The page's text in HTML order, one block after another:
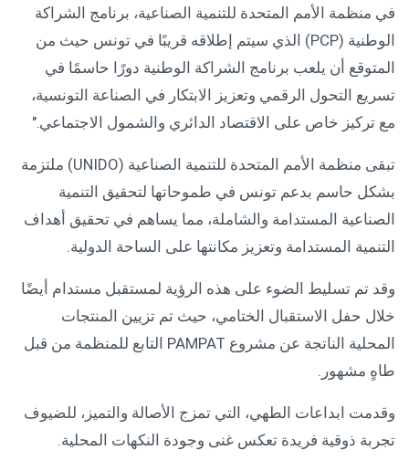
في منظمة الأمم المتحدة للتنمية الصناعية، برنامج الشراكة
الوطنية (PCP) الذي سيتم إطلاقه قريبًا في تونس حيث من
المتوقع أن يلعب برنامج الشراكة الوطنية دورًا حاسمًا في
تسريع التحول الرقمي وتعزيز الابتكار في الصناعة التونسية،
مع تركيز خاص على الاقتصاد الدائري والشمول الاجتماعي."
تبقى منظمة الأمم المتحدة للتنمية الصناعية (UNIDO) ملتزمة
بشكل حاسم بدعم تونس في طموحاتها لتحقيق التنمية
الصناعية المستدامة والشاملة، مما يساهم في تحقيق أهداف
التنمية المستدامة وتعزيز مكانتها على الساحة الدولية.
وقد تم تسليط الضوء على هذه الرؤية لمستقبل مستدام أيضًا
خلال حفل الاستقبال الختامي، حيث تم تزيين المنتجات
المحلية الناتجة عن مشروع PAMPAT التابع للمنظمة من قبل
طاهٍ مشهور.
وقدمت ابداعات الطهي، التي تمزج الأصالة والتميز، للضيوف
تجربة ذوقية فريدة تعكس غنى وجودة النكهات المحلية.